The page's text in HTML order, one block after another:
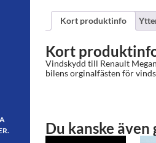
Kort produktinfo
Kort
Vindskydd till Renault
bilens orginalfästen för
Du kanske